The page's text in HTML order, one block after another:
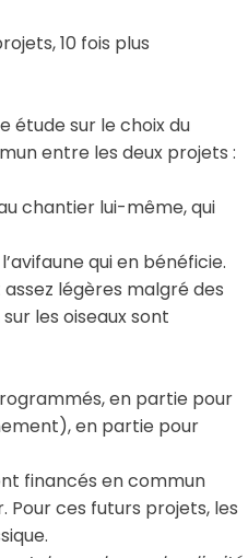
10 fois plus
étude sur le choix du
entre les deux projets :
chantier lui-même, qui
qui en bénéficie.
légères malgré des
les oiseaux sont
en partie pour
en partie pour
financés en commun
Pour ces futurs projets, les